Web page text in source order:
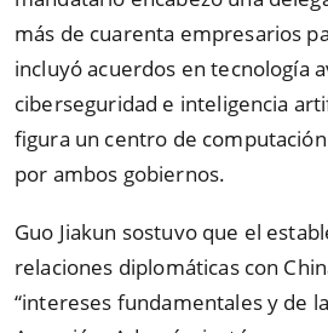
más de cuarenta empresarios
incluyó acuerdos en tecnología
ciberseguridad e inteligencia
figura un centro de
por ambos gobiernos.
Guo Jiakun sostuvo que el
relaciones diplomáticas con
“intereses fundamentales y de